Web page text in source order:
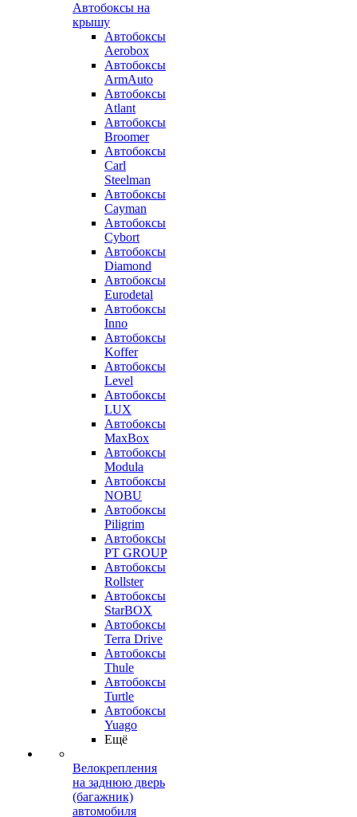
Автобоксы на
крышу
Автобоксы
Aerobox
Автобоксы
ArmAuto
Автобоксы
Atlant
Автобоксы
Broomer
Автобоксы
Carl
Steelman
Автобоксы
Cayman
Автобоксы
Cybort
Автобоксы
Diamond
Автобоксы
Eurodetal
Автобоксы
Inno
Автобоксы
Koffer
Автобоксы
Level
Автобоксы
LUX
Автобоксы
MaxBox
Автобоксы
Modula
Автобоксы
NOBU
Автобоксы
Piligrim
Автобоксы
PT GROUP
Автобоксы
Rollster
Автобоксы
StarBOX
Автобоксы
Terra Drive
Автобоксы
Thule
Автобоксы
Turtle
Автобоксы
Yuago
Ещё
Велокрепления
на заднюю дверь
(багажник)
автомобиля